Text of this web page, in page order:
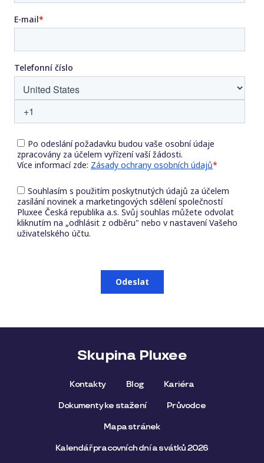
Skupina Pluxee
Kontakty Blog Kariéra
Dokumenty ke stažení Průvodce
Mapa stránek
Kalendář pracovních dní a svátků 2026